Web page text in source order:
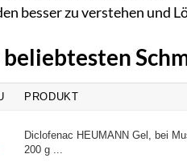
besser zu verstehen und
beliebtesten
PRODUKT
Diclofenac HEUMANN Gel, bei
200 g ...